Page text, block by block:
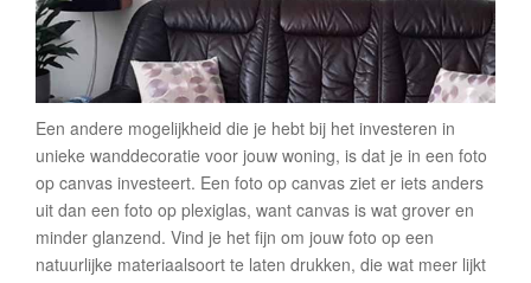
Een andere mogelijkheid die je hebt bij het investeren in
unieke wanddecoratie voor jouw woning, is dat je in een foto
op canvas investeert. Een foto op canvas ziet er iets anders
uit dan een foto op plexiglas, want canvas is wat grover en
minder glanzend. Vind je het fijn om jouw foto op een
natuurlijke materiaalsoort te laten drukken, die wat meer lijkt